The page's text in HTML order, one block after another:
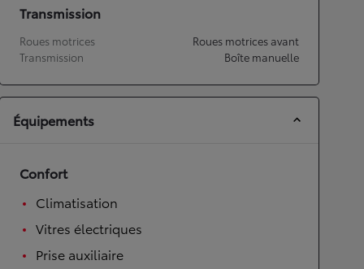
Transmission
Roues motrices
Roues motrices avant
Transmission
Boîte manuelle
Équipements
Confort
Climatisation
Vitres électriques
Prise auxiliaire